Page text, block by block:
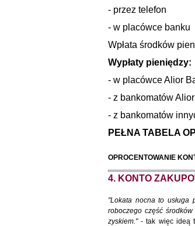
- przez telefon
- w placówce banku
Wpłata środków
Wypłaty pieniędzy:
- w placówce Alior
- z bankomatów
- z bankomatów
PEŁNA TABELA
OPROCENTOWANIE
4. KONTO
"Lokata nocna to
roboczego część
zyskiem."- tak więc ideą